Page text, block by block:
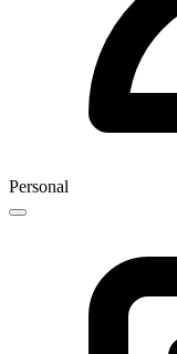
Personal